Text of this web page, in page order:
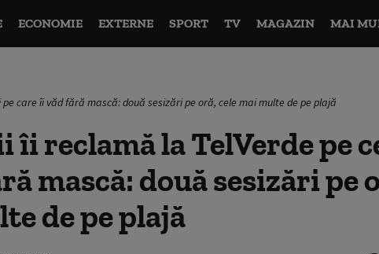
ECONOMIE EXTERNE SPORT TV MAGAZIN MAI
care îi văd fără mască: două sesizări pe oră, cele mai multe de pe plajă
îi reclamă la TelVerde pe
mască: două sesizări pe
de pe plajă